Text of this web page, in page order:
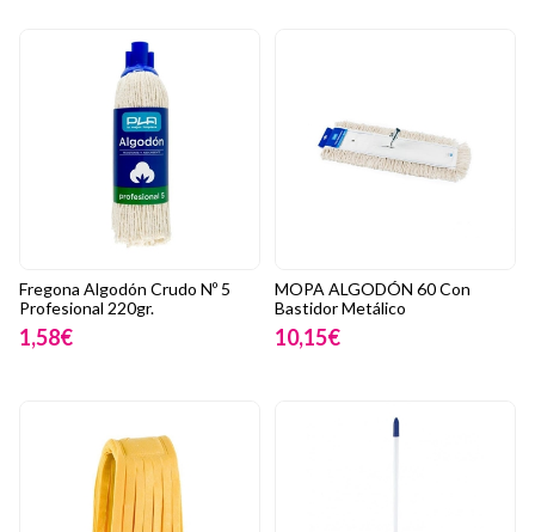
Fregona Algodón Crudo Nº 5
Profesional 220gr.
1,58€
MOPA ALGODÓN 60 Con
Bastidor Metálico
10,15€